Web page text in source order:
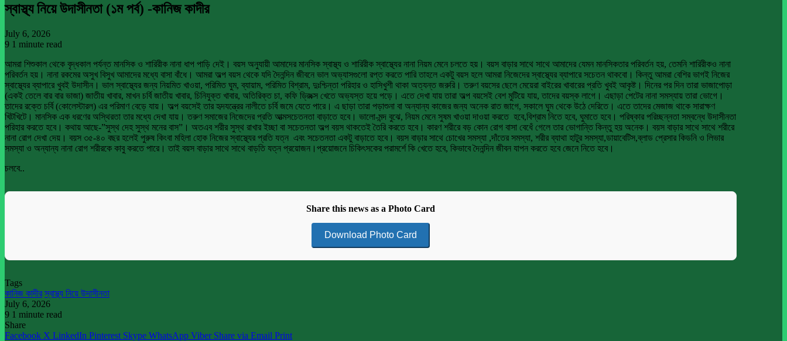
স্বাস্থ্য নিয়ে উদাসীনতা (১ম পর্ব) -কানিজ কাদীর
July 6, 2026
9 1 minute read
আমরা শিশুকাল থেকে বৃদ্ধকাল পর্যন্ত মানসিক ও শারিরীক নানা ধাপ পাড়ি দেই। বয়স অনুযায়ী আমাদের মানসিক স্বাস্থ্য ও শারিরীক স্বাস্থ্যের নানা নিয়ম মেনে চলতে হয়। বয়স বাড়ার সাথে সাথে আমাদের যেমন মানসিকতার পরিবর্তন হয়, তেমনি শারিরীকও নানা
পরিবর্তন হয়। নানা রকমের অসুখ বিসুখ আমাদের মধ্যে বাসা বাঁধে। আমরা অল্প বয়স থেকে যদি দৈনন্দিন জীবনে ভাল অভ্যাসগুলো রপ্ত করতে পারি তাহলে একটু বয়স হলে আমরা নিজেদের স্বাস্থ্যের ব্যাপারে সচেতন থাকবো। কিন্তু আমরা বেশির ভাগই নিজের
স্বাস্থ্যের ব্যাপারে খুবই উদাসীন। ভাল স্বাস্থ্যের জন্য নিয়মিত খাওয়া, পরিমিত ঘুম, ব্যায়াম, পরিমিত বিশ্রাম, দুঃশ্চিন্তা পরিহার ও হাসিখুশী থাকা অত্যন্ত জরুরি। তরুণ বয়সের ছেলে মেয়েরা বাইরের খাবারের প্রতি খুবই আকৃষ্ট। দিনের পর দিন তারা ভাজাপোড়া
(একই তেলে বার বার ভাজা) জাতীয় খাবার, মাখন চর্বি জাতীয় খাবার, চিনিযুক্ত খাবার, অতিরিক্ত চা, কফি ড্রিংক্স খেতে অভ্যস্ত হয়ে পড়ে। এতে দেখা যায় তারা অল্প বয়সেই বেশ মুটিয়ে যায়, তাদের বয়স্ক লাগে। এছাড়া পেটের নানা সমস্যায় তারা ভোগে।
তাদের রক্তে চর্বি (কোলেস্টারল) এর পরিমাণ বেড়ে যায়। অল্প বয়সেই তার হৃদযন্ত্রের নালীতে চর্বি জমে যেতে পারে। এ ছাড়া তারা পড়াশুনা বা অন্যান্য কাজের জন্য অনেক রাত জাগে, সকালে ঘুম থেকে উঠে দেরিতে। এতে তাদের মেজাজ থাকে সারাক্ষণ
খিটখিটে। মানসিক এক ধরণের অস্থিরতা তার মধ্যে দেখা যায়। তরুণ সমাজের নিজেদের প্রতি আত্মসচেতনতা বাড়াতে হবে। ভালো-মন্দ বুঝে, নিয়ম মেনে সুষম খাওয়া দাওয়া করতে হবে,বিশ্রাম নিতে হবে, ঘুমাতে হবে। পরিষ্কার পরিচ্ছন্নতা সম্বন্ধে উদাসীনতা
পরিহার করতে হবে। কথায় আছে-”সুস্থ দেহ সুস্থ মনের বাস”। অতএব শরীর সুস্থ রাখার ইচ্ছা বা সচেতনতা অল্প বয়স থাকতেই তৈরি করতে হবে। কারণ শরীরে বড় কোন রোগ বাসা বেধেঁ গেলে তার ভোগান্তি কিন্তু হয় অনেক। বয়স বাড়ার সাথে সাথে শরীরে
নানা রোগ দেখা দেয়। বয়স ৩৫-৪০ বছর হলেই পুরুষ কিংবা মহিলা হোক নিজের স্বাস্থ্যের প্রতি যত্ন এবং সচেতনতা একটু বাড়াতে হবে। বয়স বাড়ার সাথে চোখের সমস্যা ,দাঁতের সমস্যা, শরীর ব্যাথা হাটুর সমস্যা,ডায়াবেটিস,ব্লাড প্রেসার কিডনি ও লিভার
সমস্যা ও অন্যান্য নানা রোগ শরীরকে কাবু করতে পারে। তাই বয়স বাড়ার সাথে সাথে বাড়তি যত্ন প্রয়োজন।প্রয়োজনে চিকিৎসকের পরামর্শে কি খেতে হবে, কিভাবে দৈনন্দিন জীবন যাপন করতে হবে জেনে নিতে হবে।
চলবে..
Share this news as a Photo Card
Download Photo Card
Tags
কানিজ কাদীর স্বাস্থ্য নিয়ে উদাসীনতা
July 6, 2026
9 1 minute read
Share
Facebook X LinkedIn Pinterest Skype WhatsApp Viber Share via Email Print